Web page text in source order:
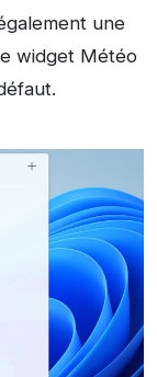
une
widget Météo